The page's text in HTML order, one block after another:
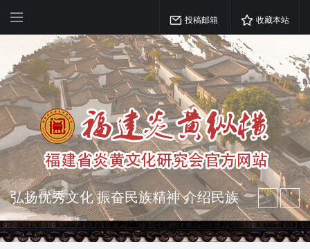
投稿邮箱 收藏本站
弘扬优秀文化 振奋民族精神 介绍民族
瑰宝 宣传中华精英
突出海西特色 报道台港澳侨 坚持古为